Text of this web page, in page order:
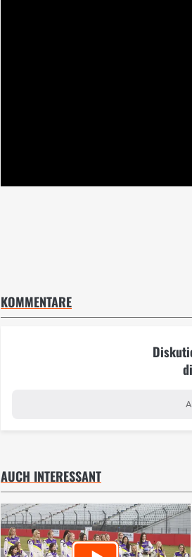
KOMMENTARE
AUCH INTERESSANT